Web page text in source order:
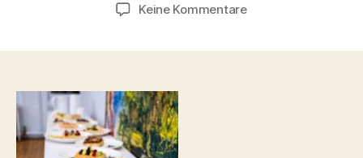
Keine Kommentarezu